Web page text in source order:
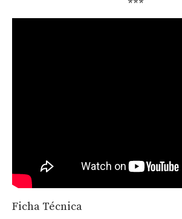
***
Ficha Técnica